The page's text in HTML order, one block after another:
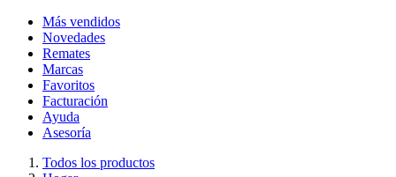
Más vendidos
Novedades
Remates
Marcas
Favoritos
Facturación
Ayuda
Asesoría
Todos los productos